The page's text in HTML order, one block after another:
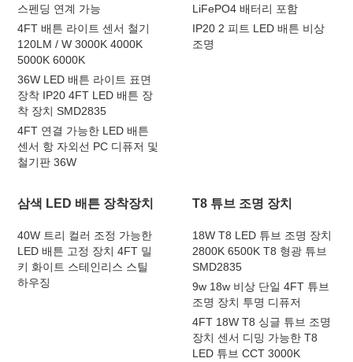
스펜딩 연계 가능
4FT 배튼 라이트 센서 철기
120LM / W 3000K 4000K
5000K 6000K
36W LED 배튼 라이트 표면
장착 IP20 4FT LED 배튼 장
착 장치 SMD2835
4FT 연결 가능한 LED 배튼
센서 항 자외선 PC 디퓨저 및
철기판 36W
LiFePO4 배터리 포함
IP20 2 피트 LED 배튼 비상
조명
삼색 LED 배튼 장착장치
40W 트리 컬러 조정 가능한
LED 배튼 고정 장치 4FT 밀
키 화이트 스테인리스 스틸
하우징
T8 튜브 조명 장치
18W T8 LED 튜브 조명 장치
2800K 6500K T8 형광 튜브
SMD2835
9w 18w 비상 단일 4FT 튜브
조명 장치 투명 디퓨저
4FT 18W T8 싱글 튜브 조명
장치 센서 디밍 가능한 T8
LED 튜브 CCT 3000K